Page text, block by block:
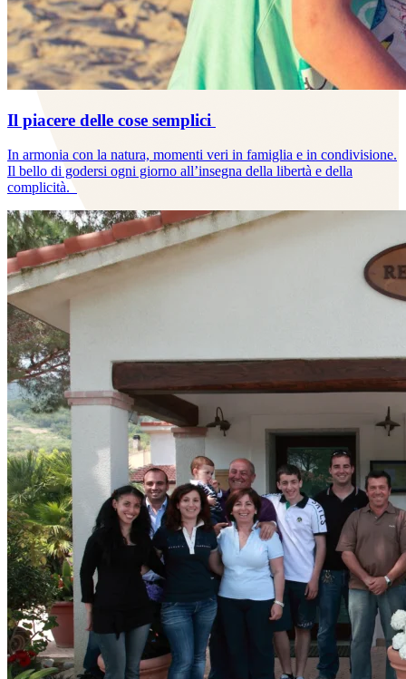
Il piacere delle cose semplici
In armonia con la natura, momenti veri in famiglia e in condivisione.
Il bello di godersi ogni giorno all’insegna della libertà e della
complicità.